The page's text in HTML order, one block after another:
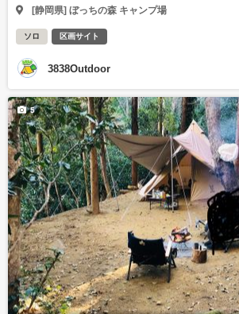
[静岡県] ぼっちの森 キャンプ場
ソロ 区画サイト
3838Outdoor
5